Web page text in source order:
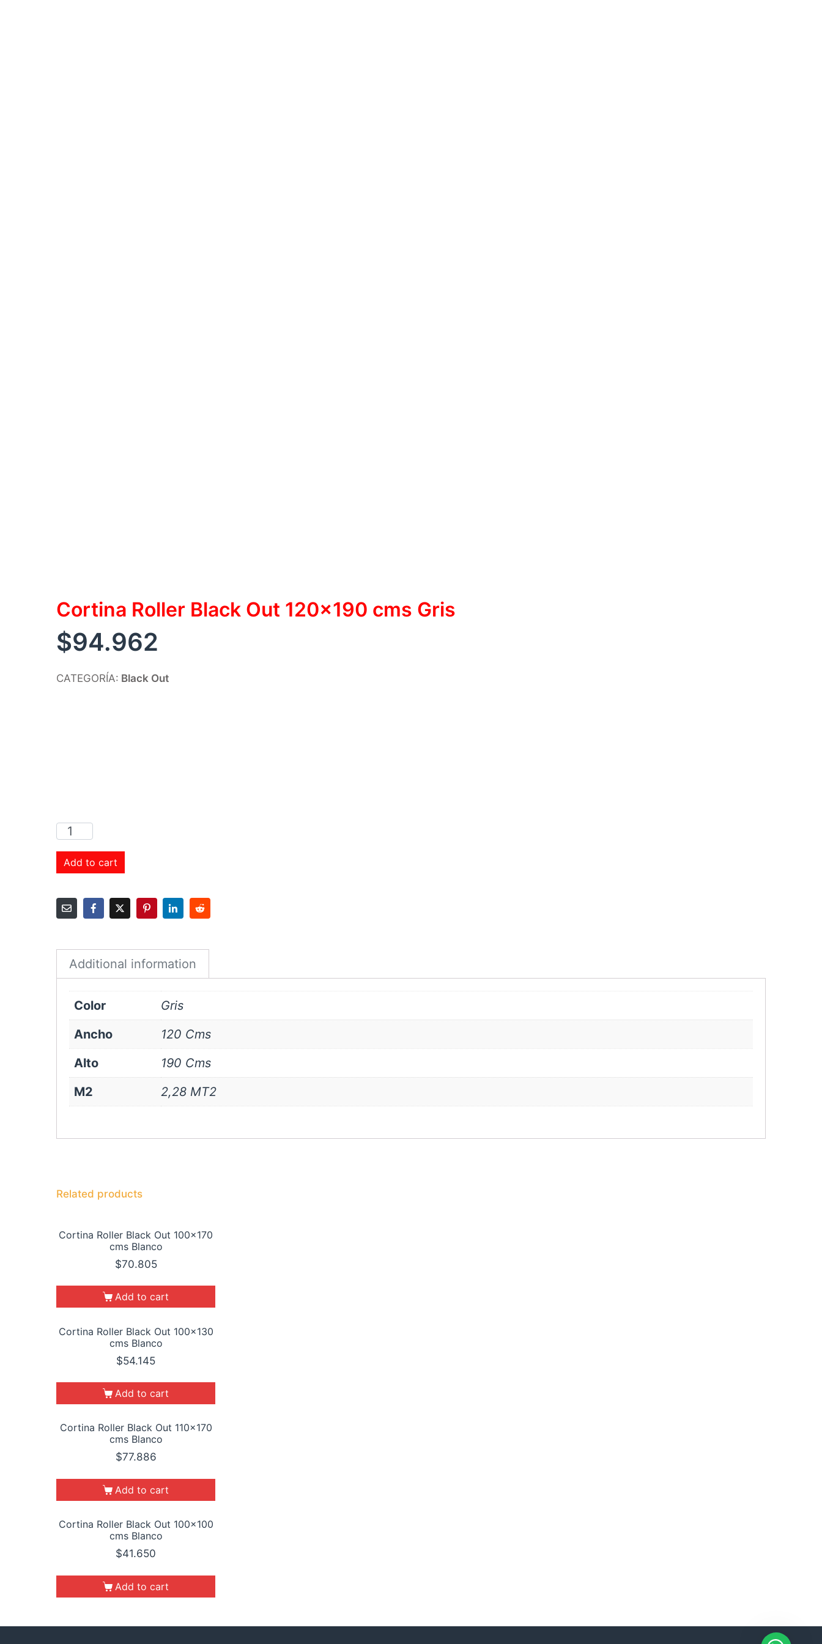
Cortina Roller Black Out 120×190 cms Gris
$94.962
CATEGORÍA: Black Out
Cortina
Black
Out
cms
Add to cart
Additional information
Color
Gris
Ancho
120 Cms
Alto
190 Cms
M2
2,28 MT2
Related products
Cortina Roller Black Out 100×170
cms Blanco
$70.805
Add to cart
Cortina Roller Black Out 100×130
cms Blanco
$54.145
Add to cart
Cortina Roller Black Out 110×170
cms Blanco
$77.886
Add to cart
Cortina Roller Black Out 100×100
cms Blanco
$41.650
Add to cart